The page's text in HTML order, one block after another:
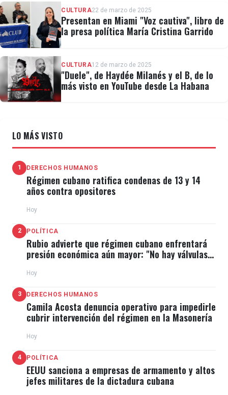
CULTURA22 de marzo de 2025
Presentan en Miami "Voz cautiva", libro de
la presa política María Cristina Garrido
CULTURA12 de marzo de 2025
"Duele", de Haydée Milanés y el B, de lo
más visto en YouTube desde La Habana
LO MÁS VISTO
1 DERECHOS HUMANOS
Régimen cubano ratifica condenas de 13 y 14
años contra opositores
Hoy
2 POLÍTICA
Rubio advierte que régimen cubano enfrentará
presión económica aún mayor: "No hay válvulas
Hoy
3 DERECHOS HUMANOS
Camila Acosta denuncia operativo para impedirle
cubrir intervención del régimen en la Masonería
Hoy
4 POLÍTICA
EEUU sanciona a empresas de armamento y altos
jefes militares de la dictadura cubana